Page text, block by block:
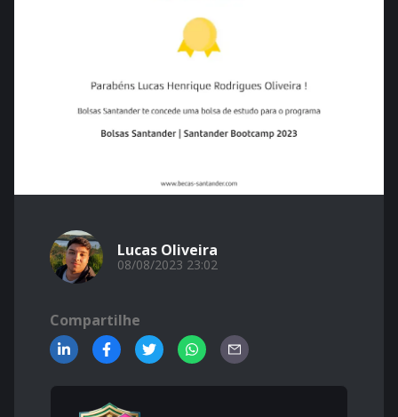
Lucas Oliveira
08/08/2023 23:02
Compartilhe